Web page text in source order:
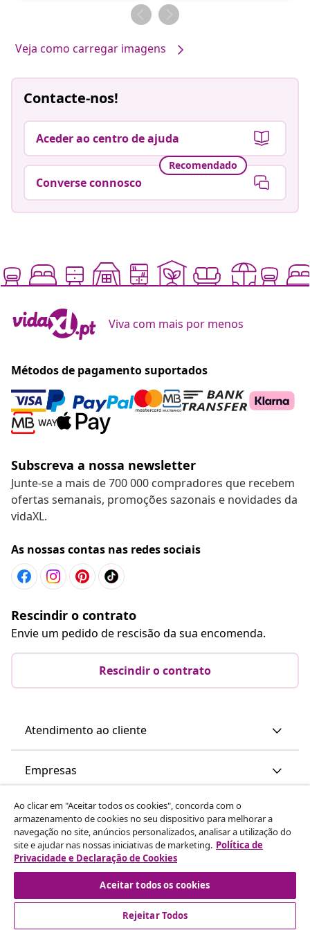
por
Veja como carregar imagens
Contacte-nos!
Aceder ao centro de ajuda
Recomendado
Converse connosco
Viva com mais por menos
Métodos de pagamento suportados
Subscreva a nossa newsletter
Junte-se a mais de 700 000 compradores que recebem
ofertas semanais, promoções sazonais e novidades da
vidaXL.
As nossas contas nas redes sociais
Rescindir o contrato
Envie um pedido de rescisão da sua encomenda.
Rescindir o contrato
Atendimento ao cliente
Empresas
vidaXL
Descubra mais
Ao clicar em "Aceitar todos os cookies", concorda com o
armazenamento de cookies no seu dispositivo para melhorar a
navegação no site, anúncios personalizados, analisar a utilização do
site e ajudar nas nossas iniciativas de marketing. Política de
Privacidade e Declaração de Cookies
Aceitar todos os cookies
Rejeitar Todos